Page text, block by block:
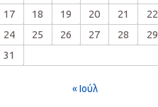
17
18 19 20 21 22
24
25 26 27 28 29
31
« Ιούλ